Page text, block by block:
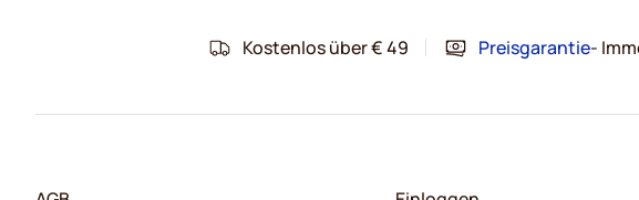
Kostenlos über € 49 Preisgarantie-